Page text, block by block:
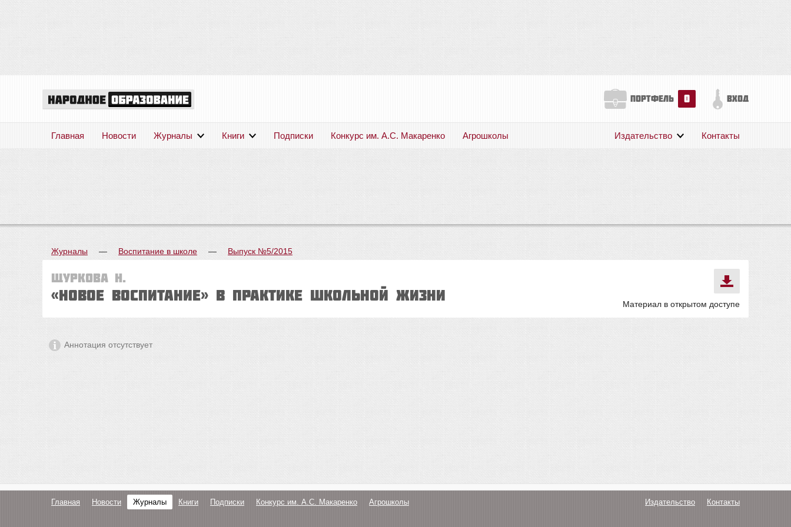
портфель 0 вход
Главная Новости Журналы Книги Подписки Конкурс им. А.С. Макаренко Агрошколы Издательство Контакты
Журналы — Воспитание в школе — Выпуск №5/2015
Щуркова Н.
«Новое воспитание» в практике школьной жизни
Материал в открытом доступе
Аннотация отсутствует
Главная Новости Журналы Книги Подписки Конкурс им. А.С. Макаренко Агрошколы Издательство Контакты